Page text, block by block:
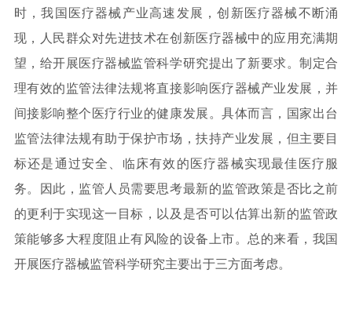
时，我国医疗器械产业高速发展，创新医疗器械不断涌
现，人民群众对先进技术在创新医疗器械中的应用充满期
望，给开展医疗器械监管科学研究提出了新要求。制定合
理有效的监管法律法规将直接影响医疗器械产业发展，并
间接影响整个医疗行业的健康发展。具体而言，国家出台
监管法律法规有助于保护市场，扶持产业发展，但主要目
标还是通过安全、临床有效的医疗器械实现最佳医疗服
务。因此，监管人员需要思考最新的监管政策是否比之前
的更利于实现这一目标，以及是否可以估算出新的监管政
策能够多大程度阻止有风险的设备上市。总的来看，我国
开展医疗器械监管科学研究主要出于三方面考虑。